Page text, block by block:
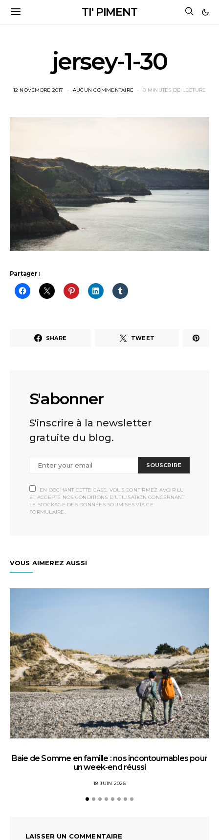
TI' PIMENT
jersey-1-30
12 NOVEMBRE 2017 AUCUN COMMENTAIRE 0 MINUTES DE LECTURE
Partager :
SHARE TWEET
S'abonner
S'inscrire à la newsletter
gratuite du blog.
SOUSCRIRE
EN COCHANT CETTE CASE, VOUS CONFIRMEZ AVOIR LU
ET ACCEPTÉ NOS CONDITIONS D'UTILISATION CONCERNANT
LE STOCKAGE DES DONNÉES SOUMISES VIA CE
FORMULAIRE.
VOUS AIMEREZ AUSSI
Baie de Somme en famille : nos incontournables pour
un week-end réussi
18 JUIN 2026
LAISSER UN COMMENTAIRE